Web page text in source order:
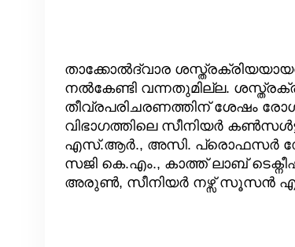
താക്കോൽദ്വാര
നൽകേണ്ടി വന്നതുമില്ല.
തീവ്രപരിചരണത്തിന് ശേഷം
വിഭാഗത്തിലെ സീനിയർ
എസ്.ആർ., അസി. പ്രൊഫസർ
സജി കെ.എം., കാത്ത് ലാബ്
അരുൺ, സീനിയർ നഴ്സ് സൂസൻ